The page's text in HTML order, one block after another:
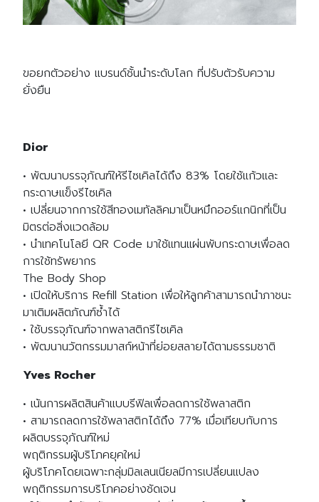
Search
for: Search
ขอยกตัวอย่าง แบรนด์ชั้นนำระดับโลก ที่ปรับตัวรับความ
ยั่งยืน
Dior
• พัฒนาบรรจุภัณฑ์ให้รีไซเคิลได้ถึง 83% โดยใช้แก้วและ
กระดาษแข็งรีไซเคิล
• เปลี่ยนจากการใช้สีทองเมทัลลิคมาเป็นหมึกออร์แกนิกที่เป็น
มิตรต่อสิ่งแวดล้อม
• นำเทคโนโลยี QR Code มาใช้แทนแผ่นพับกระดาษเพื่อลด
การใช้ทรัพยากร
The Body Shop
• เปิดให้บริการ Refill Station เพื่อให้ลูกค้าสามารถนำภาชนะ
มาเติมผลิตภัณฑ์ซ้ำได้
• ใช้บรรจุภัณฑ์จากพลาสติกรีไซเคิล
• พัฒนานวัตกรรมมาสก์หน้าที่ย่อยสลายได้ตามธรรมชาติ
Yves Rocher
• เน้นการผลิตสินค้าแบบรีฟิลเพื่อลดการใช้พลาสติก
• สามารถลดการใช้พลาสติกได้ถึง 77% เมื่อเทียบกับการ
ผลิตบรรจุภัณฑ์ใหม่
พฤติกรรมผู้บริโภคยุคใหม่
ผู้บริโภคโดยเฉพาะกลุ่มมิลเลนเนียลมีการเปลี่ยนแปลง
พฤติกรรมการบริโภคอย่างชัดเจน